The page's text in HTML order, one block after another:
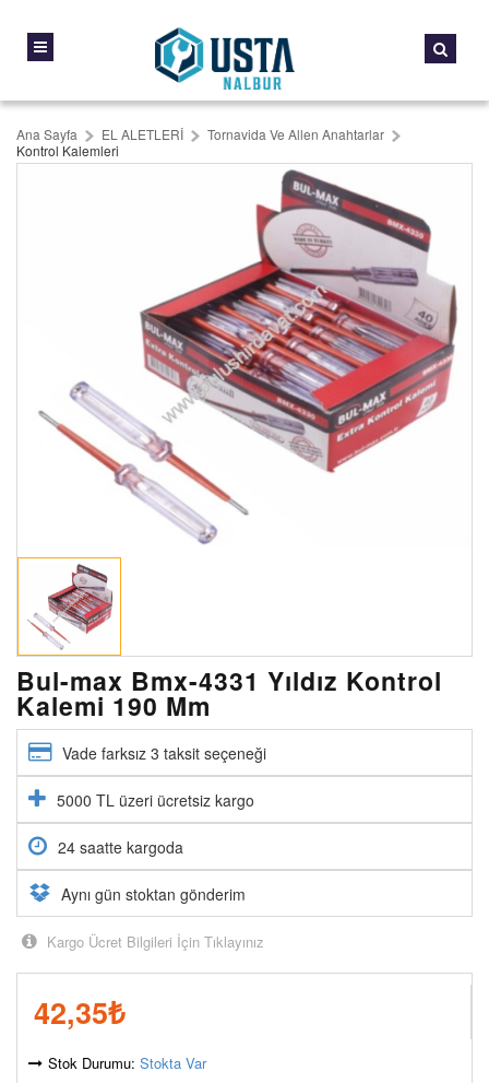
Ana Sayfa EL ALETLERİ
Tornavida Ve Allen Anahtarlar
Kontrol Kalemleri
Bul-max Bmx-4331 Yıldız Kontrol
Kalemi 190 Mm
Vade farksız 3 taksit seçeneği
5000 TL üzeri ücretsiz kargo
24 saatte kargoda
Aynı gün stoktan gönderim
Kargo Ücret Bilgileri İçin Tıklayınız
42,35₺
Stok Durumu: Stokta Var